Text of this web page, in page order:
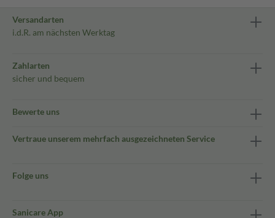
Versandarten
i.d.R. am nächsten Werktag
Zahlarten
sicher und bequem
Bewerte uns
Vertraue unserem mehrfach ausgezeichneten Service
Folge uns
Sanicare App